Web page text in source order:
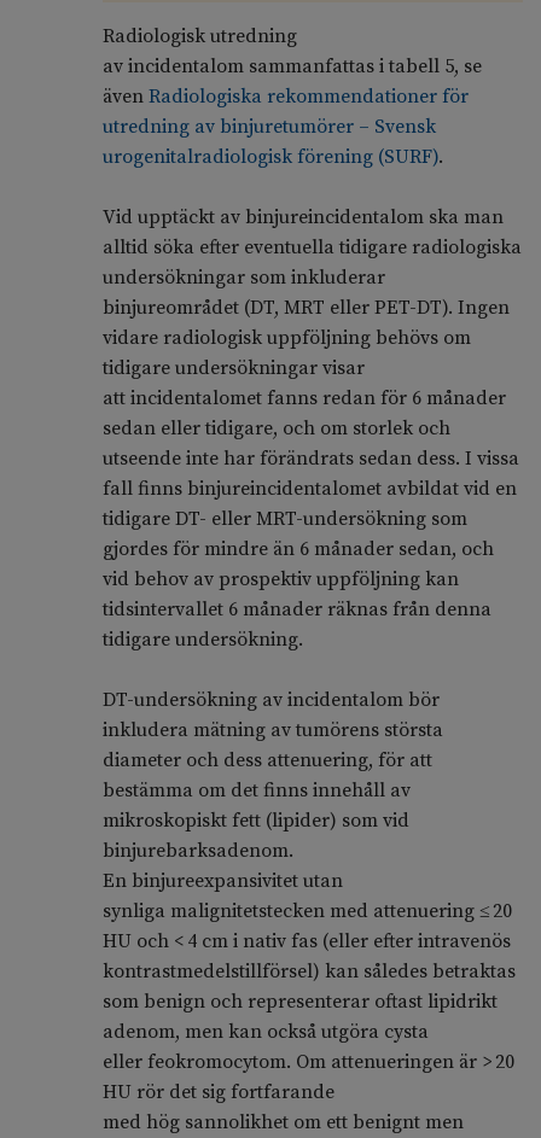
Radiologisk utredning
av incidentalomsammanfattas i tabell 5, se
även Radiologiska rekommendationer för
utredning av binjuretumörer – Svensk
urogenitalradiologisk förening (SURF).
Vid upptäckt av binjureincidentalom ska man
alltid söka efter eventuella tidigare radiologiska
undersökningar som inkluderar
binjureområdet (DT, MRT eller PET-DT). Ingen
vidare radiologisk uppföljning behövs om
tidigare undersökningar visar
att incidentalomet fanns redan för 6 månader
sedan eller tidigare, och om storlek och
utseende inte har förändrats sedan dess. I vissa
fall finns binjureincidentalomet avbildat vid en
tidigare DT- eller MRT-undersökning som
gjordes för mindre än 6 månader sedan, och
vid behov av prospektiv uppföljning kan
tidsintervallet 6 månader räknas från denna
tidigare undersökning.
DT-undersökning av incidentalom bör
inkludera mätning av tumörens största
diameter och dess attenuering, för att
bestämma om det finns innehåll av
mikroskopiskt fett (lipider) som vid
binjurebarksadenom.
En binjureexpansivitet utan
synliga malignitetstecken med attenuering ≤ 20
HU och < 4 cm i nativ fas (eller efter intravenös
kontrastmedelstillförsel) kan således betraktas
som benign och representerar oftast lipidrikt
adenom, men kan också utgöra cysta
eller feokromocytom. Om attenueringen är > 20
HU rör det sig fortfarande
med hög sannolikhet om ett benignt men